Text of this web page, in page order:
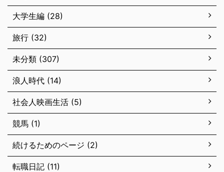
大学生編 (28)
旅行 (32)
未分類 (307)
浪人時代 (14)
社会人映画生活 (5)
競馬 (1)
続けるためのページ (2)
転職日記 (11)